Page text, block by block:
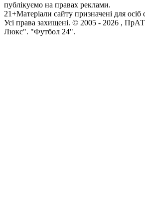
публікуємо на правах реклами.
21+Матеріали сайту призначені для
Усi права захищенi. © 2005 - 2026 , ПрАТ
Люкс". "Футбол 24".